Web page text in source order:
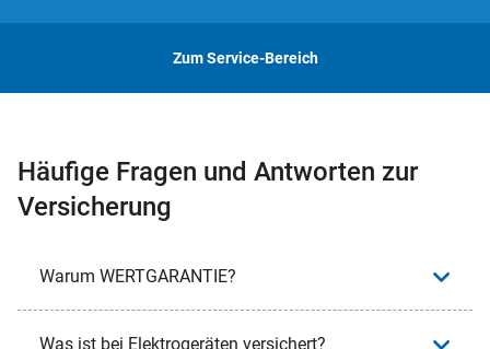
Zum Service-Bereich
Häufige Fragen und Antworten zur
Versicherung
Warum WERTGARANTIE?
Was ist bei Elektrogeräten versichert?